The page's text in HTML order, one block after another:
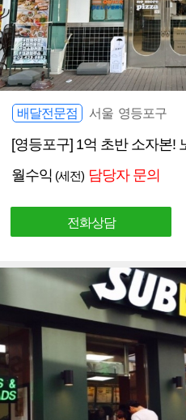
배달전문점 서울 영등포구
[영등포구] 1억 초반 소자본!
월수익 (세전) 담당자 문의
전화상담